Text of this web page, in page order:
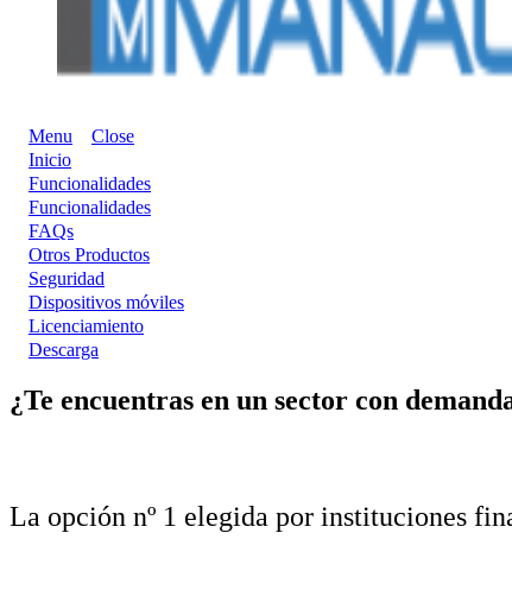
Menu
Close
Inicio
Funcionalidades
Funcionalidades
FAQs
Otros Productos
Seguridad
Dispositivos móviles
Licenciamiento
Descarga
¿Te encuentras en un sector con
La opción nº 1 elegida por instituciones